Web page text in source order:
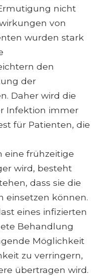
nicht
von
wurden stark
den
der
Daher wird die
Infektion immer
für Patienten, die
eine frühzeitige
wird, besteht
dass sie die
einsetzen können.
eines infizierten
Behandlung
Möglichkeit
zu verringern,
übertragen wird.